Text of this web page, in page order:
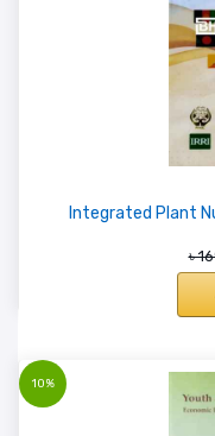
Integrated Plant
৳
10%